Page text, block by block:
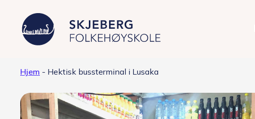
Våre linjer
Hjem - Hektisk bussterminal i Lusaka